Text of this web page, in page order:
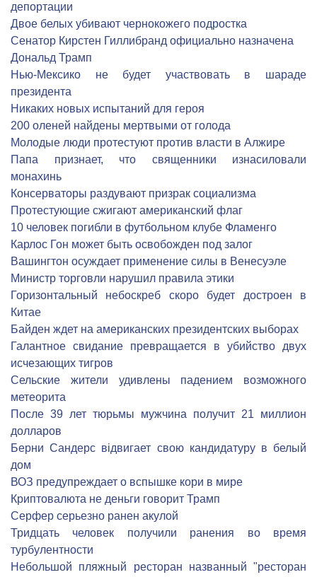
депортации
Двое белых убивают чернокожего подростка
Сенатор Кирстен Гиллибранд официально назначена
Дональд Трамп
Нью-Мексико не будет участвовать в шараде
президента
Никаких новых испытаний для героя
200 оленей найдены мертвыми от голода
Молодые люди протестуют против власти в Алжире
Папа признает, что священники изнасиловали
монахинь
Консерваторы раздувают призрак социализма
Протестующие сжигают американский флаг
10 человек погибли в футбольном клубе Фламенго
Карлос Гон может быть освобожден под залог
Вашингтон осуждает применение силы в Венесуэле
Министр торговли нарушил правила этики
Горизонтальный небоскреб скоро будет достроен в
Китае
Байден ждет на американских президентских выборах
Галантное свидание превращается в убийство двух
исчезающих тигров
Сельские жители удивлены падением возможного
метеорита
После 39 лет тюрьмы мужчина получит 21 миллион
долларов
Берни Сандерс відвигает свою кандидатуру в белый
дом
ВОЗ предупреждает о вспышке кори в мире
Криптовалюта не деньги говорит Трамп
Серфер серьезно ранен акулой
Тридцать человек получили ранения во время
турбулентности
Небольшой пляжный ресторан названный "ресторан